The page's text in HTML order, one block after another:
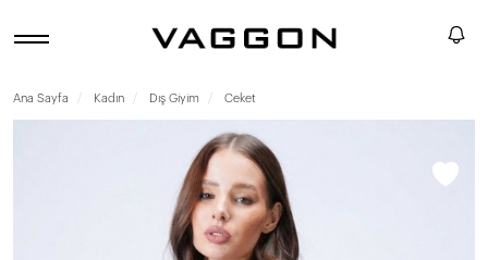
Ana Sayfa Kadın Dış Giyim Ceket